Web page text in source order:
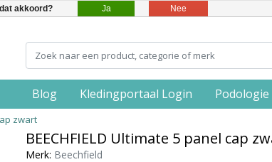
Blog Kledingportaal Login
zwart
BEECHFIELD Ultimate 5 panel cap
Merk: Beechfield
akkoord? Ja Nee